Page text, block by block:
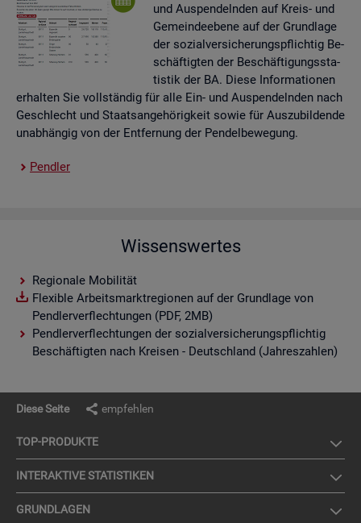
und Aus­pen­deln­den auf Kreis- und
Ge­mein­de­ebe­ne auf der Grund­la­ge
der so­zi­al­ver­si­che­rungs­pflich­tig Be­
schäf­tig­ten der Be­schäf­ti­gungs­sta­
tis­tik der BA. Diese In­for­ma­tio­nen
er­hal­ten Sie voll­stän­dig für alle Ein- und Aus­pen­deln­den nach
Ge­schlecht und Staats­an­ge­hö­rig­keit sowie für Aus­zu­bil­den­de
un­ab­hän­gig von der Ent­fer­nung der Pen­del­be­we­gung.
Pend­ler
Wissenswertes
Regionale Mobilität
Flexible Arbeitsmarktregionen auf der Grundlage von
Pendlerverflechtungen (PDF, 2MB)
Pendlerverflechtungen der sozialversicherungspflichtig
Beschäftigten nach Kreisen - Deutschland (Jahreszahlen)
Diese Seite empfehlen
TOP-PRO­DUK­TE
IN­TER­AK­TI­VE STA­TIS­TI­KEN
GRUND­LA­GEN